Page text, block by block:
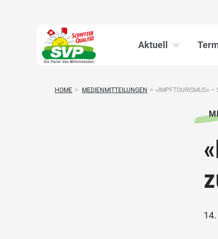
Aktuell
HOME > MEDIENMITTEILUNGEN > «IMPFTOURISMUS» –